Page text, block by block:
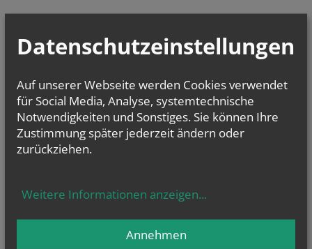
Datenschutzeinstellungen
Auf unserer Webseite werden Cookies verwendet
für Social Media, Analyse, systemtechnische
Notwendigkeiten und Sonstiges. Sie können Ihre
Zustimmung später jederzeit ändern oder
zurückziehen.
Weitere Informationen anzeigen...
Annehmen